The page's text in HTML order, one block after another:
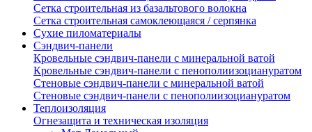
Сетка строительная из базальтового волокна
Сетка строительная самоклеющаяся / серпянка
Сухие пиломатериалы
Сэндвич-панели
Кровельные сэндвич-панели с минеральной ватой
Кровельные сэндвич-панели с пенополиизоциануратом
Стеновые сэндвич-панели с минеральной ватой
Стеновые сэндвич-панели с пенополиизоциануратом
Теплоизоляция
Огнезащита и техническая изоляция